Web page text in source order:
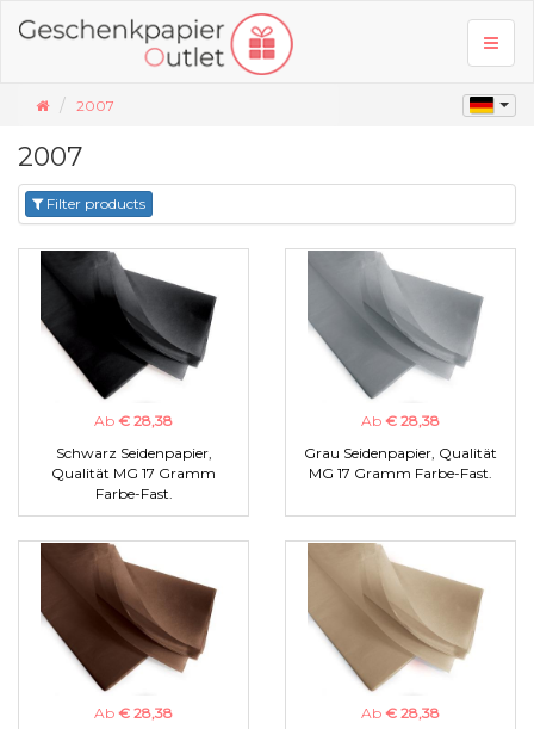
2007
2007
Filter products
Ab € 28,38
Schwarz Seidenpapier,
Qualität MG 17 Gramm
Farbe-Fast.
Ab € 28,38
Grau Seidenpapier, Qualität
MG 17 Gramm Farbe-Fast.
Ab € 28,38
Ab € 28,38